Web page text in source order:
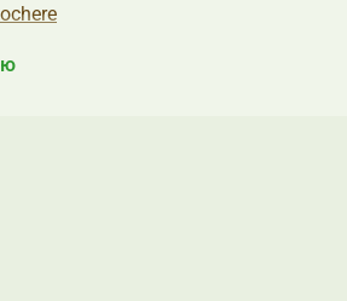
СТЕКЛО)
посуды. История бренда
основана стекольная
традиции изготовления
из поколения в поколение. За
компания завоевала
среди ценителей изящной